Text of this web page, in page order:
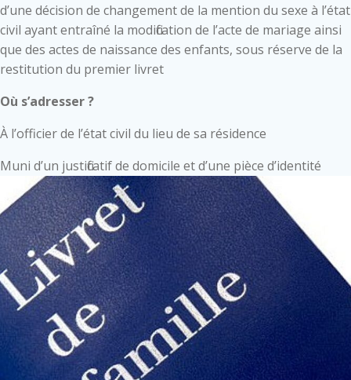
d’une décision de changement de la mention du sexe à l’état
civil ayant entraîné la modification de l’acte de mariage ainsi
que des actes de naissance des enfants, sous réserve de la
restitution du premier livret
Où s’adresser ?
À l’officier de l’état civil du lieu de sa résidence
Muni d’un justificatif de domicile et d’une pièce d’identité